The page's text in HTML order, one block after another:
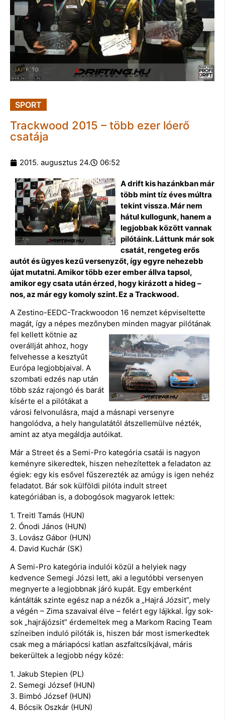
SPORT
Trackwood 2015 – több ezer lóerő
csatája
2015. augusztus 24. 06:52
A drift kis hazánkban már
több mint tíz éves múltra
tekint vissza. Már nem
hátul kullogunk, hanem a
legjobbak között vannak
pilótáink. Láttunk már sok
csatát, rengeteg erős
autót és ügyes kezű versenyzőt, így egyre nehezebb
újat mutatni. Amikor több ezer ember állva tapsol,
amikor egy csata után érzed, hogy kirázott a hideg –
nos, az már egy komoly szint. Ez a Trackwood.
A Zestino-EEDC-Trackwoodon 16 nemzet képviseltette
magát, így a népes mezőnyben minden magyar pilótának
fel kellett kötnie az
overállját ahhoz, hogy
felvehesse a kesztyűt
Európa legjobbjaival. A
szombati edzés nap után
több száz rajongó és barát
kísérte el a pilótákat a
városi felvonulásra, majd a másnapi versenyre
hangolódva, a hely hangulatától átszellemülve nézték,
amint az atya megáldja autóikat.
Már a Street és a Semi-Pro kategória csatái is nagyon
keményre sikeredtek, hiszen nehezítettek a feladaton az
égiek: egy kis esővel fűszerezték az amúgy is igen nehéz
feladatot. Bár sok külföldi pilóta indult street
kategóriában is, a dobogósok magyarok lettek:
1. Treitl Tamás (HUN)
2. Ónodi János (HUN)
3. Lovász Gábor (HUN)
4. David Kuchár (SK)
A Semi-Pro kategória indulói közül a helyiek nagy
kedvence Semegi Józsi lett, aki a legutóbbi versenyen
megnyerte a legjobbnak járó kupát. Egy emberként
kántálták szinte egész nap a nézők a „Hajrá Józsit”, mely
a végén – Zima szavaival élve – felért egy lájkkal. Így sok-
sok „hajrájózsit” érdemeltek meg a Markom Racing Team
színeiben induló pilóták is, hiszen bár most ismerkedtek
csak meg a máriapócsi katlan aszfaltcsíkjával, máris
bekerültek a legjobb négy közé:
1. Jakub Stepien (PL)
2. Semegi József (HUN)
3. Bimbó József (HUN)
4. Bócsik Oszkár (HUN)